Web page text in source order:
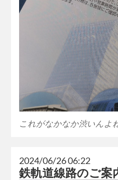
これがなかなか渋いんよ
2024/06/26 06:22
鉄軌道線路のご案